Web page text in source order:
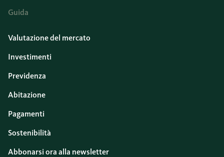
Guida
Valutazione del mercato
Investimenti
Previdenza
Abitazione
Pagamenti
Sostenibilità
Abbonarsi ora alla newsletter